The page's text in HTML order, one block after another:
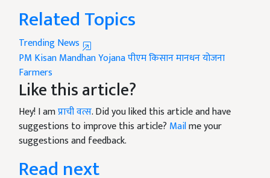
Related Topics
Trending News
PM Kisan Mandhan Yojanaपीएम किसान मानधन योजना
Farmers
Like this article?
Hey! I amप्राची वत्स. Did you liked this article and have
suggestions to improve this article? Mailme your
suggestions and feedback.
Read next